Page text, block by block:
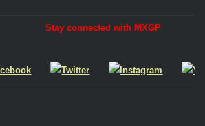
Stay connected with MXGP